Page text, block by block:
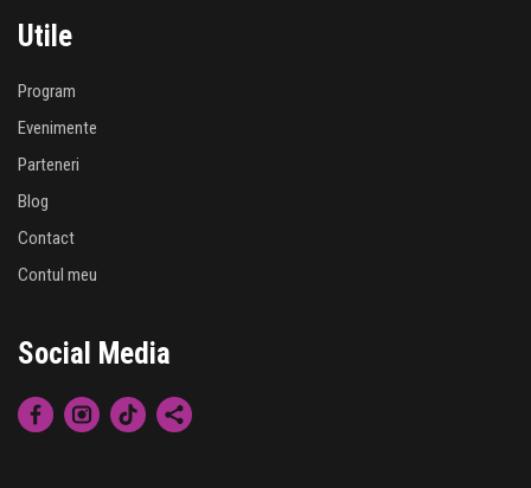
Utile
Program
Evenimente
Parteneri
Blog
Contact
Contul meu
Social Media